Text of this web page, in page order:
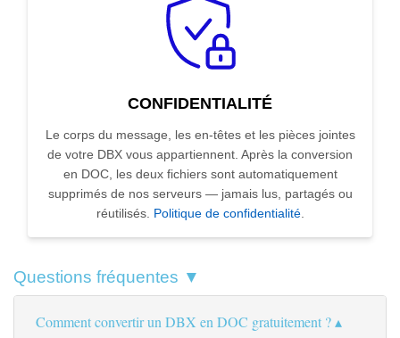
CONFIDENTIALITÉ
Le corps du message, les en-têtes et les pièces jointes
de votre DBX vous appartiennent. Après la conversion
en DOC, les deux fichiers sont automatiquement
supprimés de nos serveurs — jamais lus, partagés ou
réutilisés. Politique de confidentialité.
Questions fréquentes ▼
Comment convertir un DBX en DOC gratuitement ?